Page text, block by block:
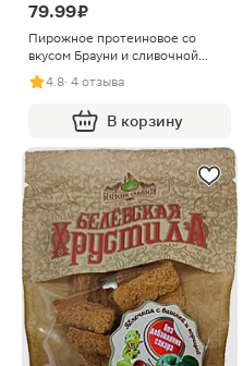
79.99 ₽
Пирожное протеиновое со
вкусом Брауни и сливочной
карамелью Bombbar 45г
4.8· 4 отзыва
В корзину